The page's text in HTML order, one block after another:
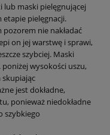
lub maski pielęgnującej
etapie pielęgnacji.
nie nakładać
on jej warstwę i sprawi,
szybciej. Maski
wysokości uszu,
skupiając
jest dokładne,
ponieważ niedokładne
szybkiego